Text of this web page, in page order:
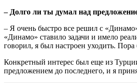
– Долго ли ты думал над
– Я очень быстро все решил с
«Динамо» ставило задачи и имело
говорил, я был настроен уходить.
Конкретный интерес был еще из
предложением до последнего, и я